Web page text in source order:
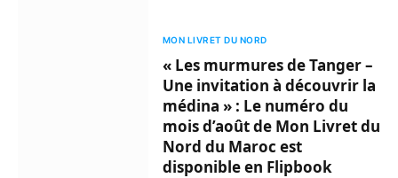
MON LIVRET DU NORD
« Les murmures de Tanger –
Une invitation à découvrir la
médina » : Le numéro du
mois d’août de Mon Livret du
Nord du Maroc est
disponible en Flipbook